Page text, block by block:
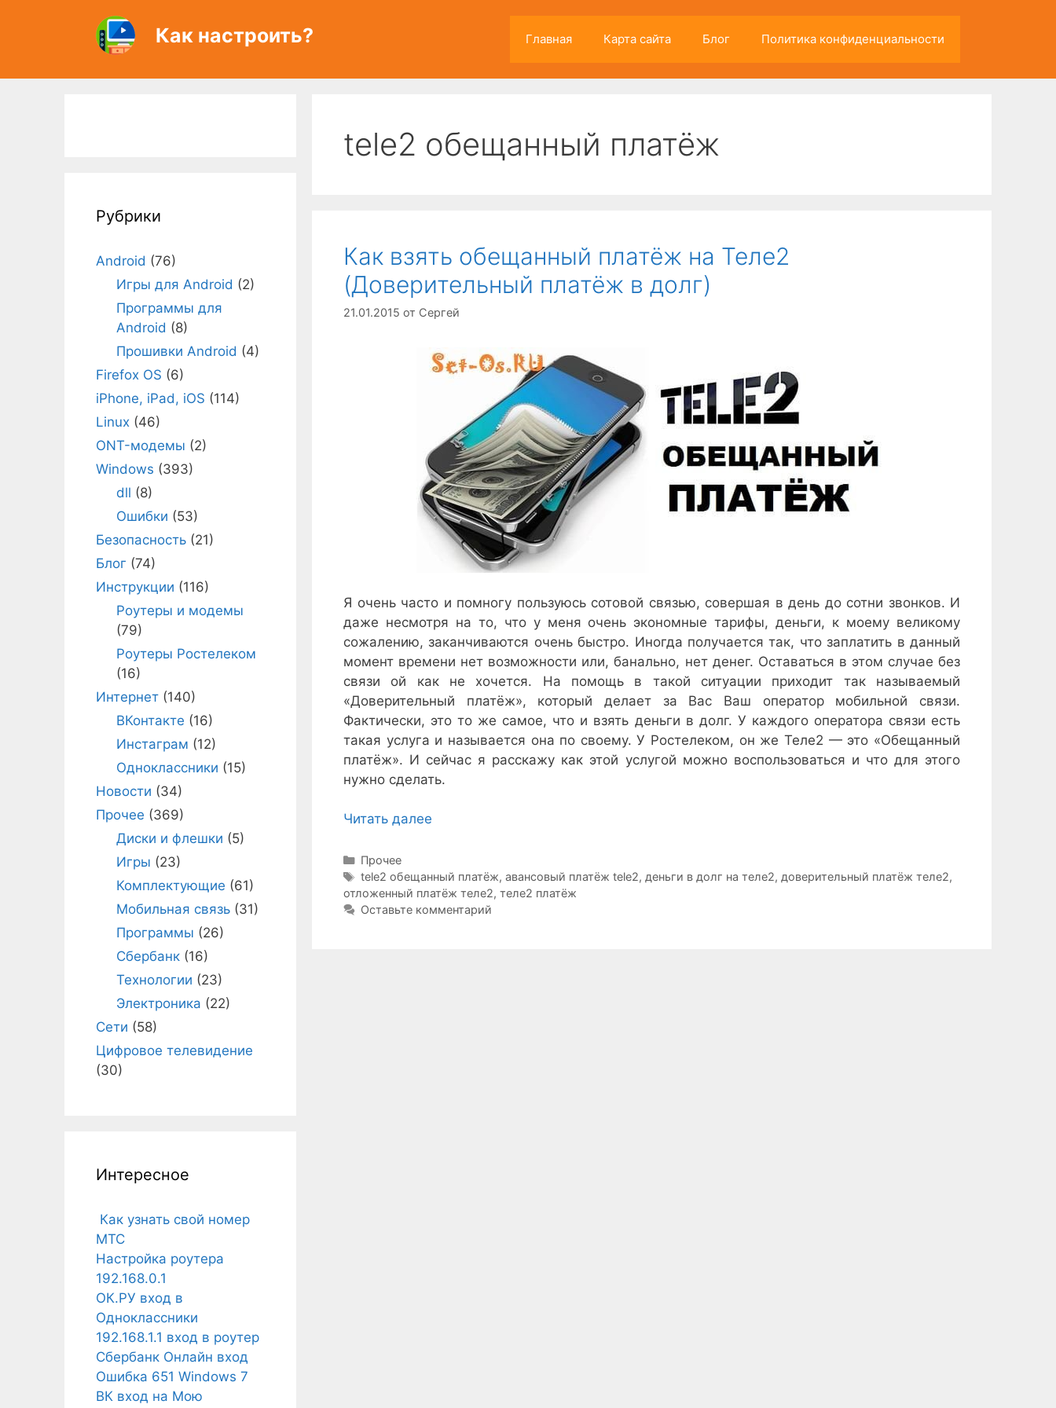
Как настроить? Главная Карта сайта Блог Политика конфиденциальности
tele2 обещанный платёж
Как взять обещанный платёж на Теле2
(Доверительный платёж в долг)
21.01.2015 от Сергей
Я очень часто и помногу пользуюсь сотовой связью, совершая в день до сотни звонков. И
даже несмотря на то, что у меня очень экономные тарифы, деньги, к моему великому
сожалению, заканчиваются очень быстро. Иногда получается так, что заплатить в данный
момент времени нет возможности или, банально, нет денег. Оставаться в этом случае без
связи ой как не хочется. На помощь в такой ситуации приходит так называемый
«Доверительный платёж», который делает за Вас Ваш оператор мобильной связи.
Фактически, это то же самое, что и взять деньги в долг. У каждого оператора связи есть
такая услуга и называется она по своему. У Ростелеком, он же Теле2 — это «Обещанный
платёж». И сейчас я расскажу как этой услугой можно воспользоваться и что для этого
нужно сделать.
Читать далее
Рубрики
Прочее
Метки
tele2 обещанный платёж, авансовый платёж tele2, деньги в долг на теле2, доверительный платёж теле2,
отложенный платёж теле2, теле2 платёж
Оставьте комментарий
Рубрики
Android (76)
Игры для Android (2)
Программы для
Android (8)
Прошивки Android (4)
Firefox OS (6)
iPhone, iPad, iOS (114)
Linux (46)
ONT-модемы (2)
Windows (393)
dll (8)
Ошибки (53)
Безопасность (21)
Блог (74)
Инструкции (116)
Роутеры и модемы
(79)
Роутеры Ростелеком
(16)
Интернет (140)
ВКонтакте (16)
Инстаграм (12)
Одноклассники (15)
Новости (34)
Прочее (369)
Диски и флешки (5)
Игры (23)
Комплектующие (61)
Мобильная связь(31)
Программы (26)
Сбербанк(16)
Технологии (23)
Электроника (22)
Сети (58)
Цифровое телевидение
(30)
Интересное
Как узнать свой номер
МТС
Настройка роутера
192.168.0.1
ОК.РУ вход в
Одноклассники
192.168.1.1 вход в роутер
Сбербанк Онлайн вход
Ошибка 651 Windows 7
ВК вход на Мою